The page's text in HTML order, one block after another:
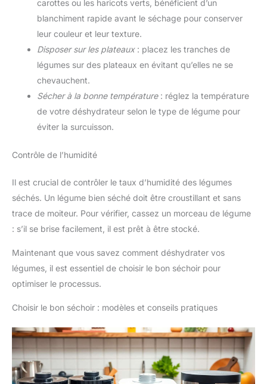
carottes ou les haricots verts, bénéficient d’un
blanchiment rapide avant le séchage pour conserver
leur couleur et leur texture.
Disposer sur les plateaux: placez les tranches de
légumes sur des plateaux en évitant qu’elles ne se
chevauchent.
Sécher à la bonne température: réglez la température
de votre déshydrateur selon le type de légume pour
éviter la surcuisson.
Contrôle de l’humidité
Il est crucial de contrôler le taux d’humidité des légumes
séchés. Un légume bien séché doit être croustillant et sans
trace de moiteur. Pour vérifier, cassez un morceau de légume
: s’il se brise facilement, il est prêt à être stocké.
Maintenant que vous savez comment déshydrater vos
légumes, il est essentiel de choisir le bon séchoir pour
optimiser le processus.
Choisir le bon séchoir : modèles et conseils pratiques